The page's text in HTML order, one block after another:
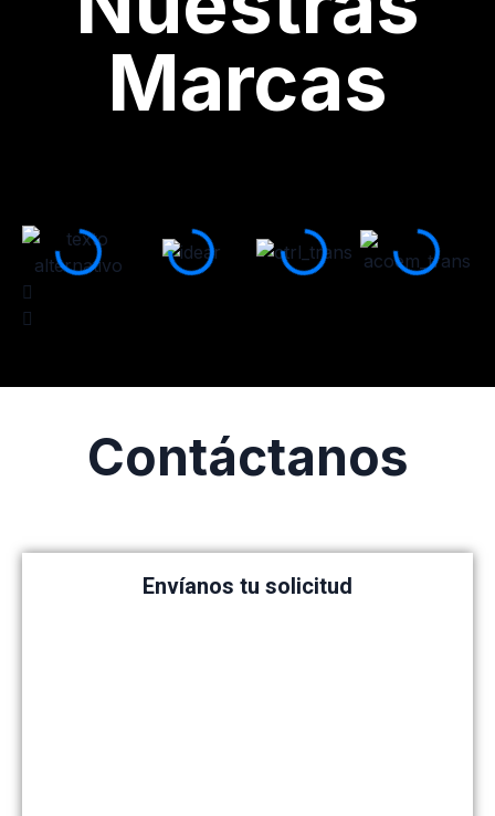
Marcas
Contáctanos
Envíanos tu solicitud